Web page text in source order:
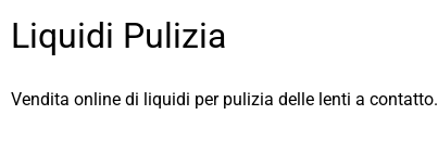
Liquidi Pulizia
Vendita online di liquidi per pulizia delle lenti a contatto.